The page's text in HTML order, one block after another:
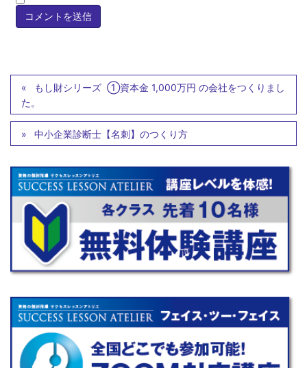
もし財シリーズ ①資本金 1,000万円 の会社をつくりまし
た。
中小企業診断士【名刺】のつくり方